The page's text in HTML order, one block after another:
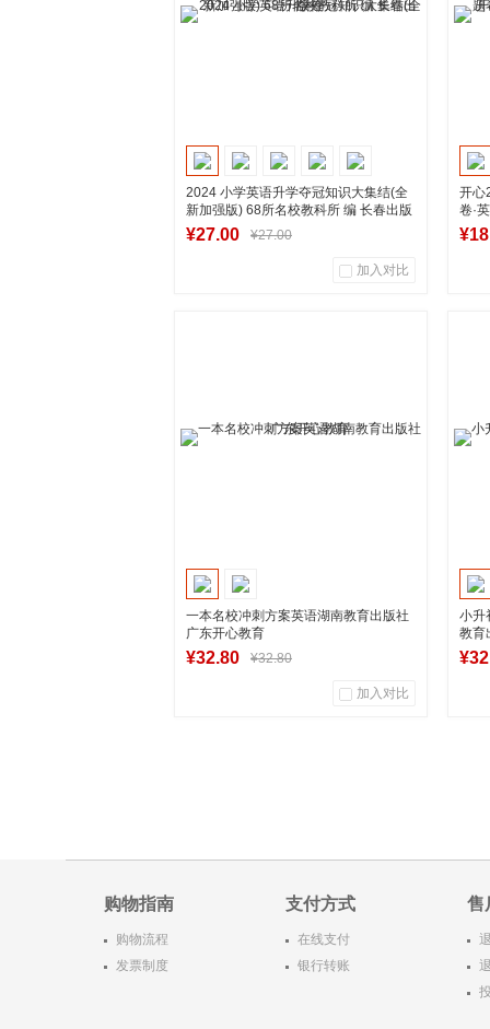
2024 小学英语升学夺冠知识大集结(全
新加强版) 68所名校教科所 编 长春出版
社
¥27.00 ¥27.00
加入对比
开心
卷·
图书
一本名校冲刺方案英语湖南教育出版社
广东开心教育
¥32.80 ¥32.80
加入对比
小升
教育
购物指南
购物流程
发票制度
支付方式
在线支付
银行转账
售